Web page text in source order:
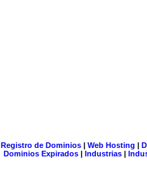
Registro de Dominios| Web Hosting |
Dominios Expirados | Industrias |